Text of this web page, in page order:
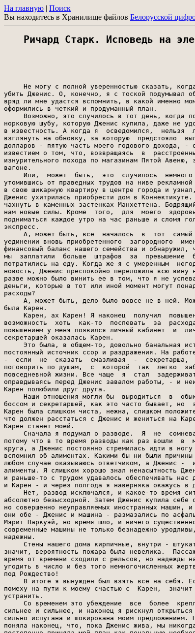
На главную | Поиск
Вы находитесь в Хранилище файлов Белорусской
Ричард Старк. Исповедь на